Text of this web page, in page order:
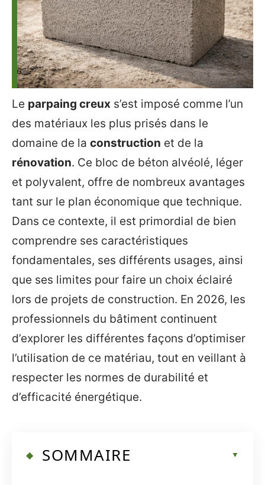
Le parpaing creux s’est imposé comme l’un
des matériaux les plus prisés dans le
domaine de la construction et de la
rénovation. Ce bloc de béton alvéolé, léger
et polyvalent, offre de nombreux avantages
tant sur le plan économique que technique.
Dans ce contexte, il est primordial de bien
comprendre ses caractéristiques
fondamentales, ses différents usages, ainsi
que ses limites pour faire un choix éclairé
lors de projets de construction. En 2026, les
professionnels du bâtiment continuent
d’explorer les différentes façons d’optimiser
l’utilisation de ce matériau, tout en veillant à
respecter les normes de durabilité et
d’efficacité énergétique.
SOMMAIRE